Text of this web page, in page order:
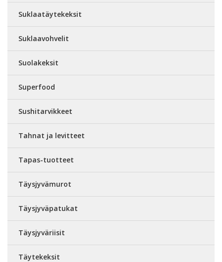
Suklaatäytekeksit
Suklaavohvelit
Suolakeksit
Superfood
Sushitarvikkeet
Tahnat ja levitteet
Tapas-tuotteet
Täysjyvämurot
Täysjyväpatukat
Täysjyväriisit
Täytekeksit